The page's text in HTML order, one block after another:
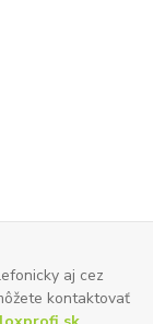
aj cez
kontaktovať